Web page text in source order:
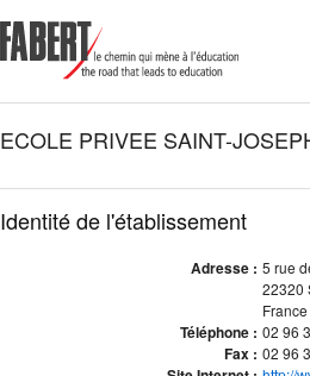
ECOLE PRIVEE SAINT-
Identité de l'établissement
Adresse : 5 rue
22320
France
Téléphone : 02 96
Fax : 02 96